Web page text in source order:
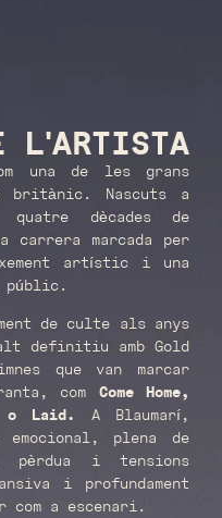
L'ARTISTA
una de les grans
britànic. Nascuts a
dècades de
marcada per
artístic i una
públic.
de culte als anys
definitiu amb Gold
que van marcar
com Come Home,
o Laid.
A Blaumarí,
plena de
pèrdua i tensions
i profundament
com a escenari.